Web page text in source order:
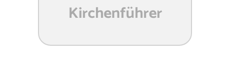
Kirchenführer